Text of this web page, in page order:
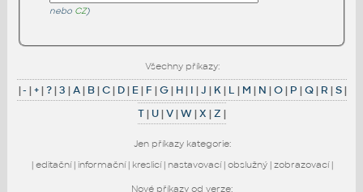
nebo CZ)
Všechny příkazy:
|- |+|?|3 |A| B|C| D| E| F |G| H| I |J | K| L | M | N |O| P |Q| R |S|
T| U|V|W|X |Z |
Jen příkazy kategorie:
| editační| informační| kreslicí| nastavovací| obslužný| zobrazovací|
Nové příkazy od verze: